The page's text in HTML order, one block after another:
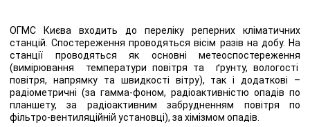
ОГМС Києва входить до переліку реперних кліматичних
станцій. Спостереження проводяться вісім разів на добу. На
станції проводяться як основні метеоспостереження
(вимірювання температури повітря та ґрунту, вологості
повітря, напрямку та швидкості вітру), так і додаткові –
радіометричні (за гамма-фоном, радіоактивністю опадів по
планшету, за радіоактивним забрудненням повітря по
фільтро-вентиляційній установці), за хімізмом опадів.